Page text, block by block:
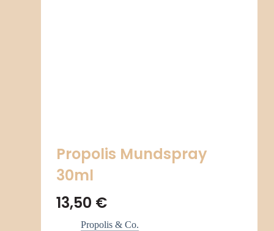
Propolis Mundspray
30ml
13,50 €
Propolis & Co.